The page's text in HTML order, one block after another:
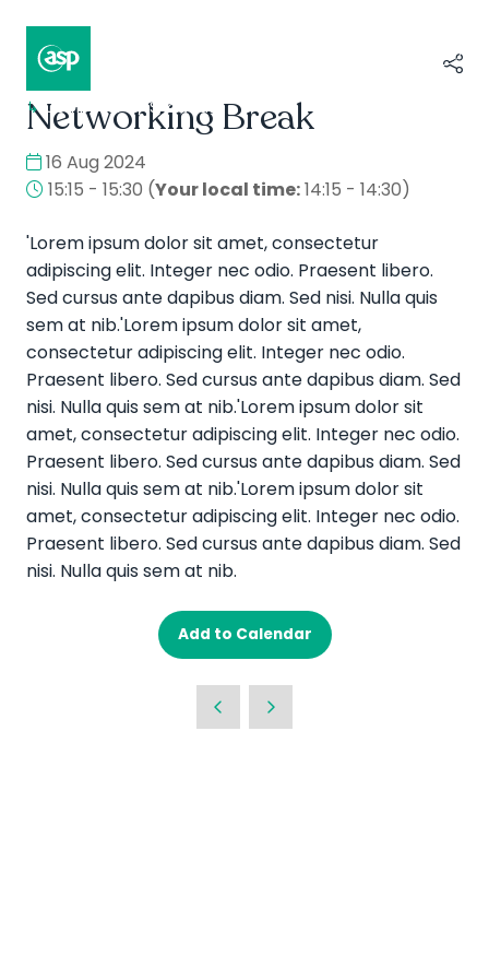
↳ Composer II / Showcase
Networking Break
16 Aug 2024
15:15 - 15:30 (Your local time:14:15 - 14:30)
'Lorem ipsum dolor sit amet, consectetur
adipiscing elit. Integer nec odio. Praesent libero.
Sed cursus ante dapibus diam. Sed nisi. Nulla quis
sem at nib.'Lorem ipsum dolor sit amet,
consectetur adipiscing elit. Integer nec odio.
Praesent libero. Sed cursus ante dapibus diam. Sed
nisi. Nulla quis sem at nib.'Lorem ipsum dolor sit
amet, consectetur adipiscing elit. Integer nec odio.
Praesent libero. Sed cursus ante dapibus diam. Sed
nisi. Nulla quis sem at nib.'Lorem ipsum dolor sit
amet, consectetur adipiscing elit. Integer nec odio.
Praesent libero. Sed cursus ante dapibus diam. Sed
nisi. Nulla quis sem at nib.
Add to Calendar